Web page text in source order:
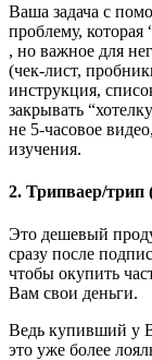
Ваша задача с
проблему, которая
, но важное для
(чек-лист,
инструкция,
закрывать
не 5-часовое
изучения.
2. Трипваер/трип
Это дешевый
сразу после
чтобы окупить
Вам свои деньги.
Ведь купивший у
это уже более